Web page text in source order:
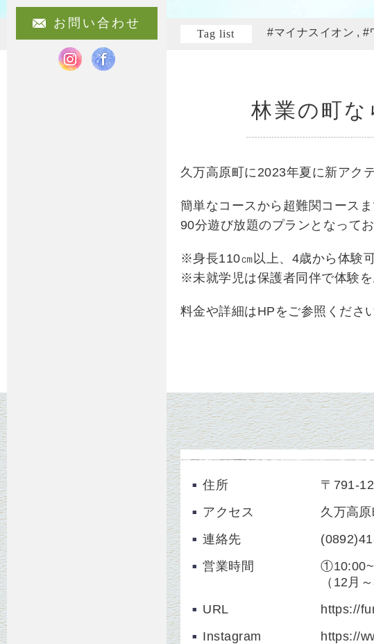
お問い合わせ
Tag list #マイナスイオン #
林業の町な
久万高原町に2023年夏に新アク
簡単なコースから超難関コース
90分遊び放題のプランとなってお
※身長110㎝以上、4歳から体験
※未就学児は保護者同伴で体験を
料金や詳細はHPをご参照ください
住所
〒791-
アクセス
久万高
連絡先
営業時間
（12月
URL
https://
Instagram
https://